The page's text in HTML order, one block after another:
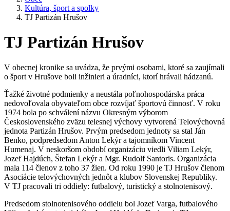
Kultúra, šport a spolky
TJ Partizán Hrušov
TJ Partizán Hrušov
V obecnej kronike sa uvádza, že prvými osobami, ktoré sa zaujímali
o šport v Hrušove boli inžinieri a úradníci, ktorí hrávali hádzanú.
Ťažké životné podmienky a neustála poľnohospodárska práca
nedovoľovala obyvateľom obce rozvíjať športovú činnosť. V roku
1974 bola po schválení názvu Okresným výborom
Československého zväzu telesnej výchovy vytvorená Telovýchovná
jednota Partizán Hrušov. Prvým predsedom jednoty sa stal Ján
Benko, podpredsedom Anton Lekýr a tajomníkom Vincent
Humenaj. V neskoršom období organizáciu viedli Viliam Lekýr,
Jozef Hajdúch, Štefan Lekýr a Mgr. Rudolf Santoris. Organizácia
mala 114 členov z toho 37 žien. Od roku 1990 je TJ Hrušov členom
Asociácie telovýchovných jednôt a klubov Slovenskej Republiky.
V TJ pracovali tri oddiely: futbalový, turistický a stolnotenisový.
Predsedom stolnotenisového oddielu bol Jozef Varga, futbalového